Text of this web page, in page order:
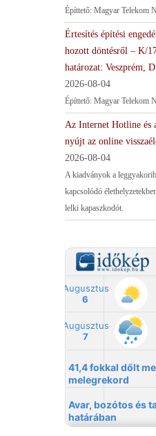
Építtető: Magyar Telekom
Értesítés építési
hozott döntésről – K/
határozat: Veszprém,
2026-08-04
Építtető: Magyar Telekom
Az Internet Hotline és
nyújt az online
2026-08-04
A kiadványok a
kapcsolódó
lelki kapaszkodót.